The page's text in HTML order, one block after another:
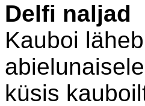
Delfi naljad
Kauboi
küsis